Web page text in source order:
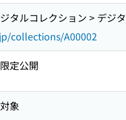
タルコレクション > デジ
collections/A00002
定公開
象